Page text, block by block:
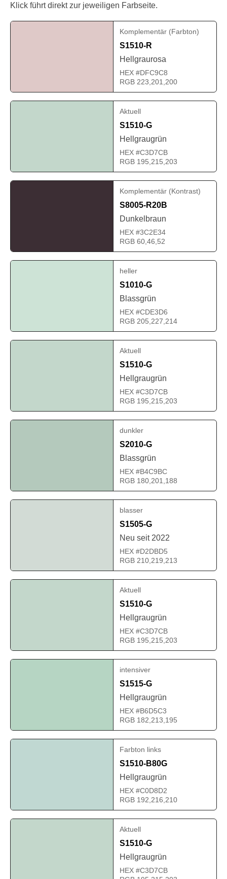
Klick führt direkt zur jeweiligen Farbseite.
Komplementär (Farbton)
S1510-R
Hellgraurosa
HEX #DFC9C8
RGB 223,201,200
Aktuell
S1510-G
Hellgraugrün
HEX #C3D7CB
RGB 195,215,203
Komplementär (Kontrast)
S8005-R20B
Dunkelbraun
HEX #3C2E34
RGB 60,46,52
heller
S1010-G
Blassgrün
HEX #CDE3D6
RGB 205,227,214
Aktuell
S1510-G
Hellgraugrün
HEX #C3D7CB
RGB 195,215,203
dunkler
S2010-G
Blassgrün
HEX #B4C9BC
RGB 180,201,188
blasser
S1505-G
Neu seit 2022
HEX #D2DBD5
RGB 210,219,213
Aktuell
S1510-G
Hellgraugrün
HEX #C3D7CB
RGB 195,215,203
intensiver
S1515-G
Hellgraugrün
HEX #B6D5C3
RGB 182,213,195
Farbton links
S1510-B80G
Hellgraugrün
HEX #C0D8D2
RGB 192,216,210
Aktuell
S1510-G
Hellgraugrün
HEX #C3D7CB